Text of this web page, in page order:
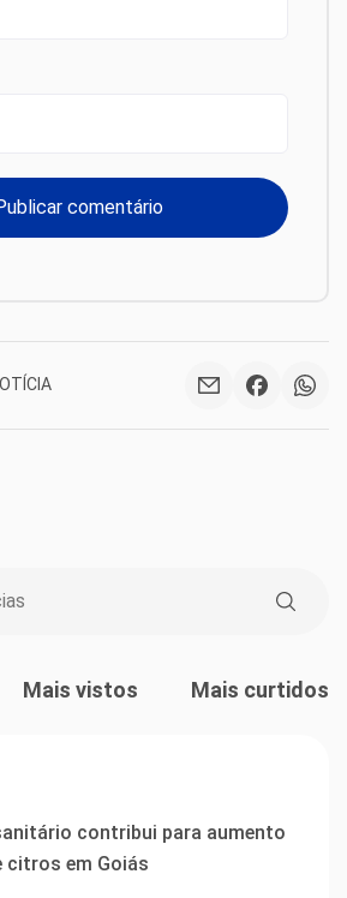
Mais vistos Mais curtidos
contribui para aumento
citros em Goiás